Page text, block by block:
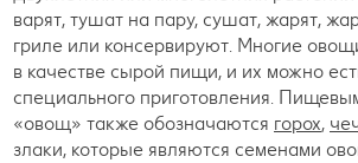
варят, тушат на пару, сушат, жарят,
гриле или консервируют. Многие
в качестве сырой пищи, и их можно
специального приготовления.
«овощ» также обозначаются горох,
злаки, которые являются семенами